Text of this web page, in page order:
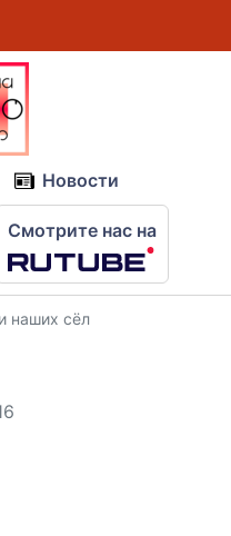
Новости
Смотрите нас на
наших сёл